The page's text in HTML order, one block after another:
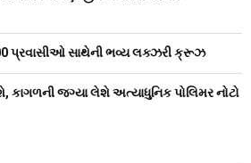
પ્રવાસીઓ સાથેની ભવ્ય લક્ઝરી ક્રૂઝ
કાગળની જગ્યા લેશે અત્યાધુનિક પોલિમર નોટો